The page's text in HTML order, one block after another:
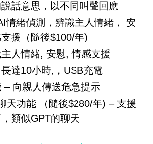
話意思，以不同叫聲回應
情緒偵測，辨識主人情緒， 安
援（隨後$100/年)
人情緒, 安慰, 情感支援
達10小時,，USB充電
– 向親人傳送危急提示
天功能 （隨後$280/年) – 支援
類似GPT的聊天